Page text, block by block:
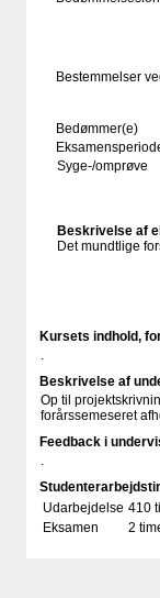
Bestemmelser
Bedømmer(e)
Syge-/omprøve
Beskrivelse af
Det mundtlige
Kursets indhold,
.
Beskrivelse af
Op til
forårssemeseret
Feedback i
.
Udarbejdelse 410
Eksamen
2